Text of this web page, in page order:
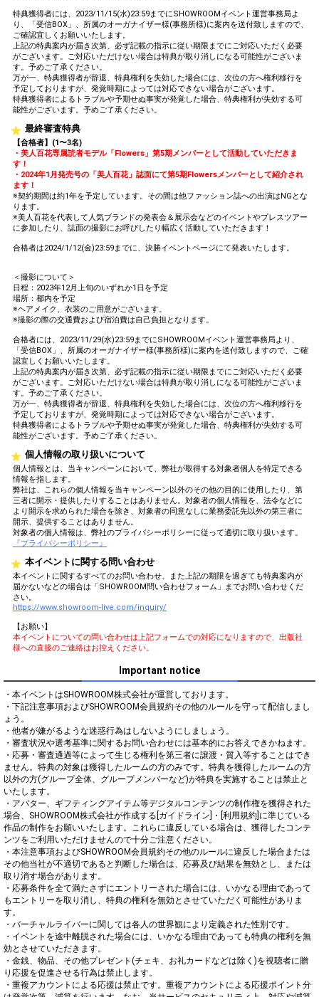
特典獲得者には、2023/11/15(水)23:59までにSHOWROOMイベント運営事務局よ
り、「受信BOX」、所属のオーガナイザー様(事務所様)に案内を送付致しますので、
ご確認宜しくお願いいたします。
上記の特典案内が届き次第、必ず記載の指示に従い期限までにご対応いただく必要
がございます。ご対応いただけない場合は特典が取り消しになる可能性がございま
す。予めご了承ください。
万が一、特典獲得者が辞退、特典権利を失効した場合には、次位の方へ権利移行を
予定しておりますが、発覚時期によっては対応できない場合がございます。
特典獲得者によるトラブルや予期せぬ事実が発覚した場合、特典権利が失効する可
能性がございます。予めご了承ください。
最終審査特典
【合格者】(1〜3名)
・美人百花専属読者モデル「Flowers」第5期メンバーとして活動していただきま
す！
・2024年1月発売号の「美人百花」誌面にて第5期Flowersメンバーとして紹介され
ます！
※契約期間は約1年を予定しています。その間は他ファッション誌への出演はNGとな
ります。
※美人百花を代表して人気ブランドの発表会＆展示会などのイベントやプレスツアー
に参加したり、誌面の撮影にお呼びしたり幅広く活動していただきます！
合格者は2024/1/12(金)23:59までに、決勝イベントページにて発表いたします。
＜撮影について＞
日程：2023年12月上旬のいずれか1日を予定
場所：都内を予定
※ヘアメイク、衣装のご用意がございます。
※撮影の際の交通費および宿泊費は自己負担となります。
合格者には、2023/11/29(水)23:59までにSHOWROOMイベント運営事務局より、
「受信BOX」、所属のオーガナイザー様(事務所様)に案内を送付致しますので、ご確
認宜しくお願いいたします。
上記の特典案内が届き次第、必ず記載の指示に従い期限までにご対応いただく必要
がございます。ご対応いただけない場合は特典が取り消しになる可能性がございま
す。予めご了承ください。
万が一、特典獲得者が辞退、特典権利を失効した場合には、次位の方へ権利移行を
予定しておりますが、発覚時期によっては対応できない場合がございます。
特典獲得者によるトラブルや予期せぬ事実が発覚した場合、特典権利が失効する可
能性がございます。予めご了承ください。
個人情報の取り扱いについて
個人情報とは、当キャンペーンにおいて、弊社が取得する対象者個人を特定できる
情報を指します。
弊社は、これらの個人情報を当キャンペーン以外のその他の目的に使用したり、第
三者に開示・提供したりすることはありません。対象者の個人情報を、法令などに
より開示を求められた場合を除き、対象者の同意なしに業務委託先以外の第三者に
開示、提供することはありません。
対象者の個人情報は、弊社のプライバシーポリシーに従って適切に取り扱います。
『プライバシーポリシー』
本イベントに関する問い合わせ
本イベントに関するすべてのお問い合わせ、また上記の期限を過ぎても特典案内が
届かないなどの場合は「SHOWROOM問い合わせフォーム」までお問い合わせくだ
さい。
https://www.showroom-live.com/inquiry/
【お願い】
本イベントについての問い合わせは上記フォームでの対応になりますので、出版社
様への直接のご連絡はお控えください。
Important notice
・本イベントはSHOWROOM株式会社が運営しております。
・下記注意事項およびSHOWROOM会員規約その他のルールを守って配信しまし
ょう。
・他者が嫌がるような迷惑行為はしないようにしましょう。
・審査状況や選考基準に関するお問い合わせには基本的にお答えできかねます。
・応募・審査通過等によって生じる権利を第三者に譲渡・質入等することはでき
ません。特典の対象は獲得したルームの方のみです。特典を獲得したルームの方
以外の方(グループ全体、グループメンバーなど)が特典を実施することは禁止と
いたします。
・アバター、ギフティングアイテム等デジタルコンテンツの制作権を獲得された
場合、SHOWROOM株式会社が作成する[ガイドライン]・[利用規約]に準じている
作品の制作をお願いいたします。これらに違反している場合は、獲得したコンテ
ンツをご利用いただけませんので十分ご注意ください。
・本注意事項およびSHOWROOM会員規約その他のルールに違反した場合または
その他当社が不適切であると判断した場合は、応募及び結果を無効とし、または
取り消す場合があります。
・応募条件を全て満たさずにエントリーされた場合には、いかなる理由であって
もエントリーを取り消し、特典の権利を無効とさせていただく可能性がありま
す。
・バーチャルライバーに関しては各人の世界観により定義された性別です。
・イベントを途中離脱された場合には、いかなる理由であっても特典の権利を無
効とさせていただきます。
・金銭、物品、その他プレゼント(チェキ、お礼カードなどは除く)を視聴者に贈
り応援を促進させる行為は禁止します。
・重複アカウントによる応援は禁止です。重複アカウントによる応援ポイント分